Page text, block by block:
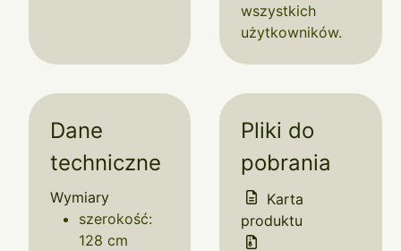
wszystkich
użytkowników.
Dane
techniczne
Wymiary
szerokość:
128 cm
Pliki do
pobrania
Karta
produktu